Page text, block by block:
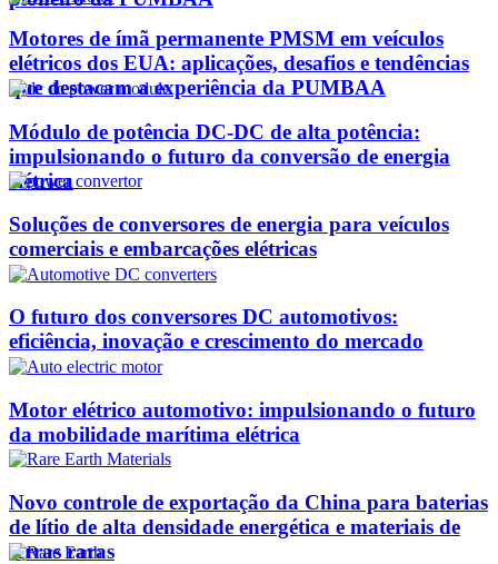
Motores de ímã permanente PMSM em veículos
elétricos dos EUA: aplicações, desafios e tendências
que destacam a experiência da PUMBAA
Módulo de potência DC-DC de alta potência:
impulsionando o futuro da conversão de energia
elétrica
Soluções de conversores de energia para veículos
comerciais e embarcações elétricas
O futuro dos conversores DC automotivos:
eficiência, inovação e crescimento do mercado
Motor elétrico automotivo: impulsionando o futuro
da mobilidade marítima elétrica
Novo controle de exportação da China para baterias
de lítio de alta densidade energética e materiais de
terras raras